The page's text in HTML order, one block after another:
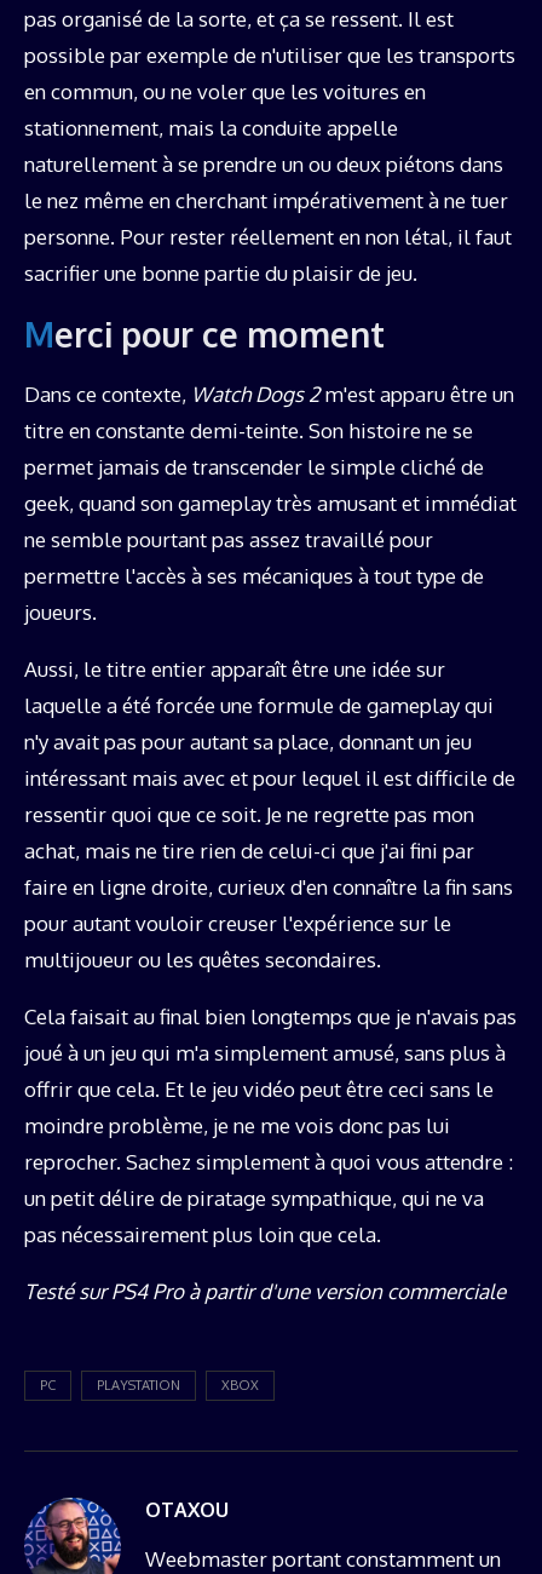
pas organisé de la sorte, et ça se ressent. Il est
possible par exemple de n'utiliser que les transports
en commun, ou ne voler que les voitures en
stationnement, mais la conduite appelle
naturellement à se prendre un ou deux piétons dans
le nez même en cherchant impérativement à ne tuer
personne. Pour rester réellement en non létal, il faut
sacrifier une bonne partie du plaisir de jeu.
Merci pour ce moment
Dans ce contexte, Watch Dogs 2m'est apparu être un
titre en constante demi-teinte. Son histoire ne se
permet jamais de transcender le simple cliché de
geek, quand son gameplay très amusant et immédiat
ne semble pourtant pas assez travaillé pour
permettre l'accès à ses mécaniques à tout type de
joueurs.
Aussi, le titre entier apparaît être une idée sur
laquelle a été forcée une formule de gameplay qui
n'y avait pas pour autant sa place, donnant un jeu
intéressant mais avec et pour lequel il est difficile de
ressentir quoi que ce soit. Je ne regrette pas mon
achat, mais ne tire rien de celui-ci que j'ai fini par
faire en ligne droite, curieux d'en connaître la fin sans
pour autant vouloir creuser l'expérience sur le
multijoueur ou les quêtes secondaires.
Cela faisait au final bien longtemps que je n'avais pas
joué à un jeu qui m'a simplement amusé, sans plus à
offrir que cela. Et le jeu vidéo peut être ceci sans le
moindre problème, je ne me vois donc pas lui
reprocher. Sachez simplement à quoi vous attendre :
un petit délire de piratage sympathique, qui ne va
pas nécessairement plus loin que cela.
Testé sur PS4 Pro à partir d'une version commerciale
PC PLAYSTATION XBOX
OTAXOU
Weebmaster portant constamment un